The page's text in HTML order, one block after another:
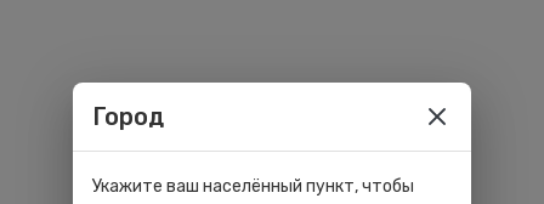
Город
Укажите ваш населённый пункт, чтобы